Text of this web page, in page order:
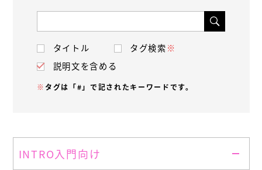
タイトル タグ検索※
説明文を含める
※ タグは「#」で記されたキーワードです。
INTRO入門向け